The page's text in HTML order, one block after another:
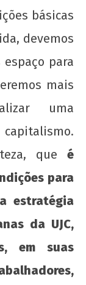
básicas
devemos
para
mais
uma
que é
para
estratégia
da UJC,
em suas